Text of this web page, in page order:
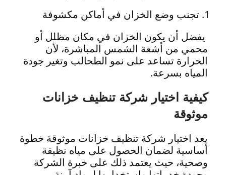
تجنب وضع الخزان في أماكن مكشوفة
يفضل أن يكون الخزان في مكان مظلل أو
محمي من أشعة الشمس المباشرة، لأن
الحرارة تساعد على نمو الطحالب وتغير جودة
المياه بسرعة.
كيفية اختيار شركة تنظيف خزانات
موثوقة
يعد اختيار شركة تنظيف خزانات موثوقة خطوة
أساسية لضمان الحصول على مياه نظيفة
وصحية، حيث يعتمد ذلك على خبرة الشركة